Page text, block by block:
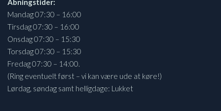
Mandag 07:30 – 16:00
Tirsdag 07:30 – 16:00
Onsdag 07:30 – 15:30
Torsdag 07:30 – 15:30
Fredag 07:30 – 14:00.
(Ring eventuelt først – vi kan være ude at køre!)
Lørdag, søndag samt helligdage: Lukket